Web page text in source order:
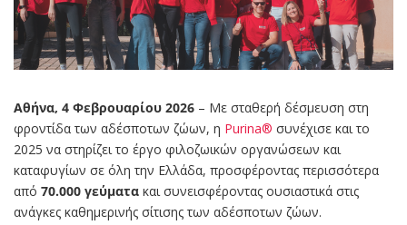
Αθήνα, 4 Φεβρουαρίου 2026 – Με σταθερή δέσμευση στη
φροντίδα των αδέσποτων ζώων, η Purina® συνέχισε και το
2025 να στηρίζει το έργο φιλοζωικών οργανώσεων και
καταφυγίων σε όλη την Ελλάδα, προσφέροντας περισσότερα
από 70.000 γεύματα και συνεισφέροντας ουσιαστικά στις
ανάγκες καθημερινής σίτισης των αδέσποτων ζώων.